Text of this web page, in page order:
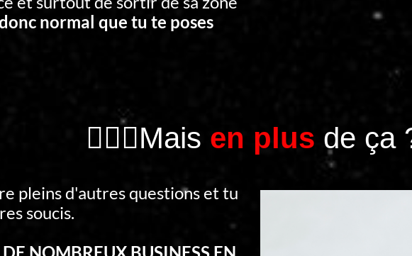
normal que tu te poses
🤦🏻‍♂️Mais en plus de ça
pleins d'autres questions et tu
soucis.